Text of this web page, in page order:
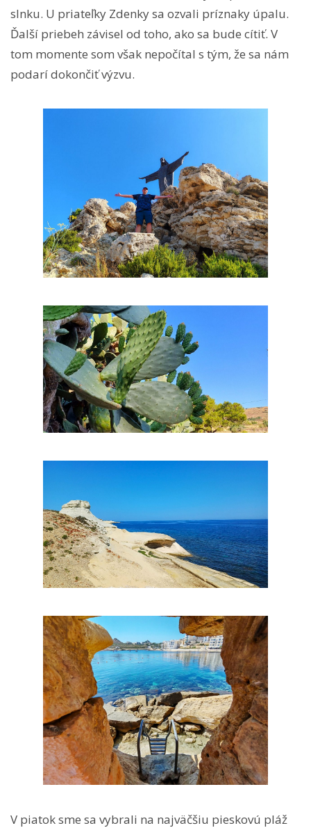
slnku. U priateľky Zdenky sa ozvali príznaky úpalu.
Ďalší priebeh závisel od toho, ako sa bude cítiť. V
tom momente som však nepočítal s tým, že sa nám
podarí dokončiť výzvu.
V piatok sme sa vybrali na najväčšiu pieskovú pláž